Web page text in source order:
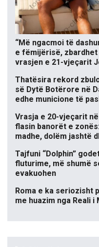
“Më ngacmoi të
e fëmijërisë,
vrasjen e 21-vjeçarit
Thatësira rekord
së Dytë Botërore në
edhe municione të
Vrasja e 20-vjeçarit
flasin banorët e
madhe, dolëm jashtë
Tajfuni “Dolphin”
fluturime, më shumë
evakuohen
Roma e ka seriozisht
me huazim nga Reali i